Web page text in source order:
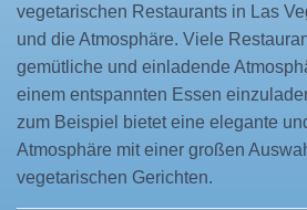
vegetarischen Restaurants in Las
und die Atmosphäre. Viele
gemütliche und einladende
einem entspannten Essen
zum Beispiel bietet eine elegante
Atmosphäre mit einer großen
vegetarischen Gerichten.